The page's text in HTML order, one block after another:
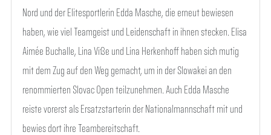
Nord und der Elitesportlerin Edda Masche, die erneut bewiesen
haben, wie viel Teamgeist und Leidenschaft in ihnen stecken. Elisa
Aimée Buchalle, Lina Viße und Lina Herkenhoff haben sich mutig
mit dem Zug auf den Weg gemacht, um in der Slowakei an den
renommierten Slovac Open teilzunehmen. Auch Edda Masche
reiste vorerst als Ersatzstarterin der Nationalmannschaft mit und
bewies dort ihre Teambereitschaft.